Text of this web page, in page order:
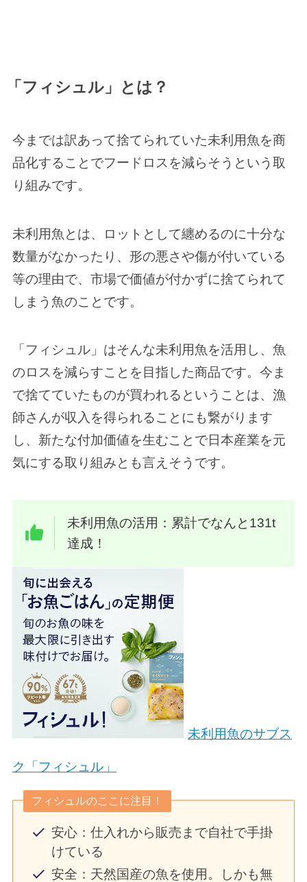
「フィシュル」とは？
今までは訳あって捨てられていた未利用魚を商
品化することでフードロスを減らそうという取
り組みです。
未利用魚とは、ロットとして纏めるのに十分な
数量がなかったり、形の悪さや傷が付いている
等の理由で、市場で価値が付かずに捨てられて
しまう魚のことです。
「フィシュル」はそんな未利用魚を活用し、魚
のロスを減らすことを目指した商品です。今ま
で捨てていたものが買われるということは、漁
師さんが収入を得られることにも繋がります
し、新たな付加価値を生むことで日本産業を元
気にする取り組みとも言えそうです。
未利用魚の活用：累計でなんと131t
達成！
未利用魚のサブス
ク「フィシュル」
フィシュルのここに注目！
安心：仕入れから販売まで自社で手掛
けている
安全：天然国産の魚を使用。しかも無